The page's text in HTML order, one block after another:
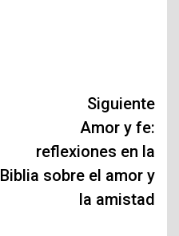
Siguiente
Amor y fe:
reflexiones en la
Biblia sobre el amor y
la amistad